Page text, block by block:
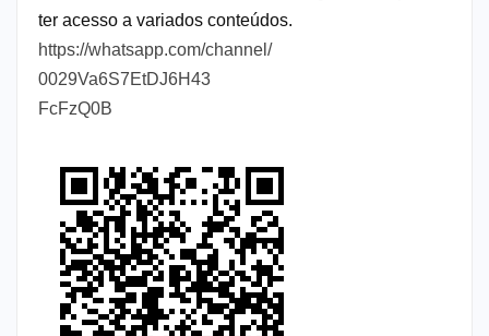
ter acesso a variados conteúdos.
https://whatsapp.com/channel/
0029Va6S7EtDJ6H43
FcFzQ0B